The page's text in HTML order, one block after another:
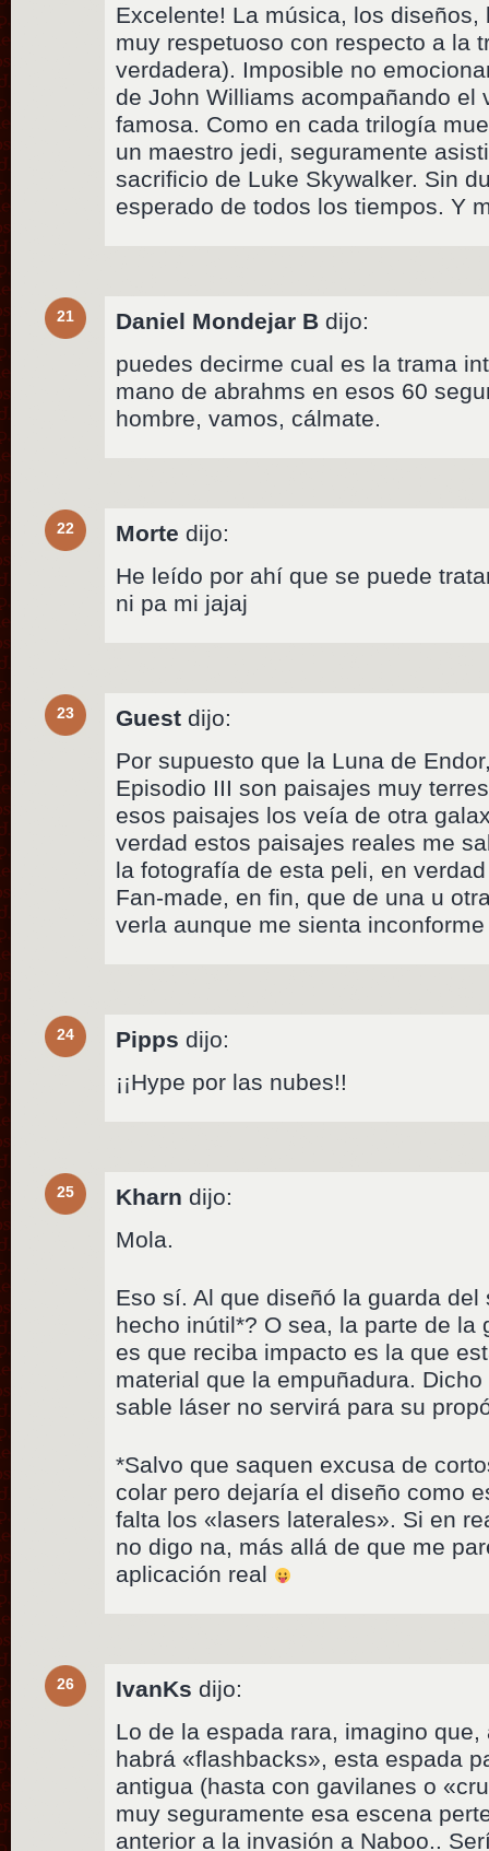
Excelente! La música, los
muy respetuoso con respecto a la
verdadera). Imposible no
de John Williams acompañando el
famosa. Como en cada trilogía
un maestro jedi, seguramente
sacrificio de Luke Skywalker. Sin
esperado de todos los tiempos. Y
21 Daniel Mondejar B dijo:
puedes decirme cual es la trama
mano de abrahms en esos 60
hombre, vamos, cálmate.
22 Morte dijo:
He leído por ahí que se puede
ni pa mi jajaj
23 Guest dijo:
Por supuesto que la Luna de
Episodio III son paisajes muy
esos paisajes los veía de otra
verdad estos paisajes reales me
la fotografía de esta peli, en
Fan-made, en fin, que de una u
verla aunque me sienta inconforme
24 Pipps dijo:
¡¡Hype por las nubes!!
25 Kharn dijo:
Mola.
Eso sí. Al que diseñó la guarda
hecho inútil*? O sea, la parte de la
es que reciba impacto es la que
material que la empuñadura.
sable láser no servirá para su
*Salvo que saquen excusa de
colar pero dejaría el diseño como
falta los «lasers laterales». Si en
no digo na, más allá de que me
aplicación real
26 IvanKs dijo:
Lo de la espada rara, imagino
habrá «flashbacks», esta espada
antigua (hasta con gavilanes o
muy seguramente esa escena
anterior a la invasión a Naboo..